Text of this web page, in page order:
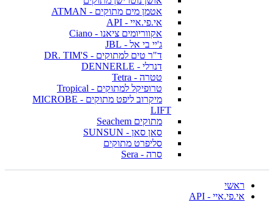
אטמן מים מתוקים - ATMAN
אי.פי.איי - API
אקווריומים ציאנו - Ciano
ג'יי בי אל - JBL
ד"ר טים למתוקים - DR. TIM'S
דנרלי - DENNERLE
טטרה - Tetra
טרופיקל למתוקים - Tropical
מיקרוב ליפט מתוקים - MICROBE
LIFT
מתוקים Seachem
סאן סאן - SUNSUN
סליפרט מתוקים
סרה - Sera
ראשי
אי.פי.איי - API